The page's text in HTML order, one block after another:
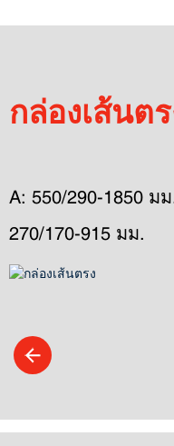
กล่องเส้นต
A: 550/290-1850 ม
270/170-915 มม.